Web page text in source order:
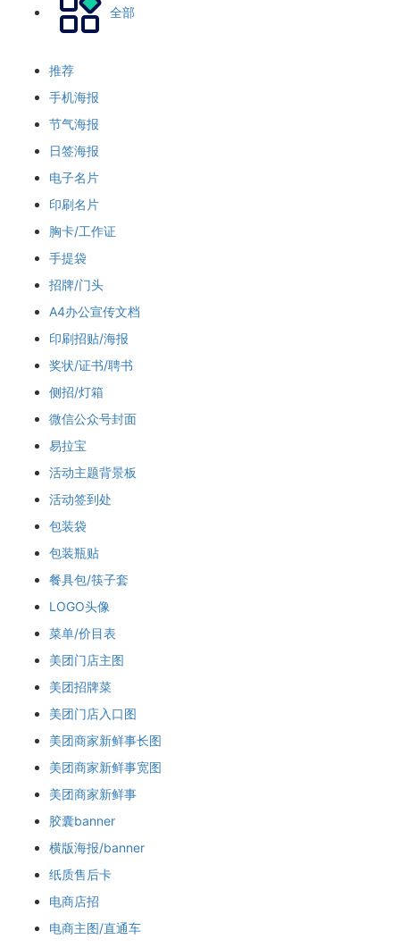
全部
推荐
手机海报
节气海报
日签海报
电子名片
印刷名片
胸卡/工作证
手提袋
招牌/门头
A4办公宣传文档
印刷招贴/海报
奖状/证书/聘书
侧招/灯箱
微信公众号封面
易拉宝
活动主题背景板
活动签到处
包装袋
包装瓶贴
餐具包/筷子套
LOGO头像
菜单/价目表
美团门店主图
美团招牌菜
美团门店入口图
美团商家新鲜事长图
美团商家新鲜事宽图
美团商家新鲜事
胶囊banner
横版海报/banner
纸质售后卡
电商店招
电商主图/直通车